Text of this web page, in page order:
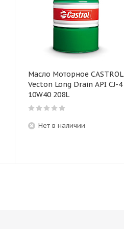
Масло Моторное CASTROL
Vecton Long Drain API CJ-4
10W40 208L
Нет в наличии